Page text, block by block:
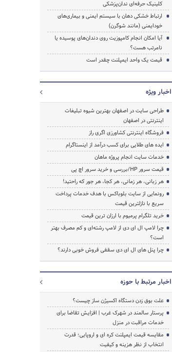
کلینیک حرفه‌ای ندان‌پزشکی
ارتباط خشکی دهان با سیستم ایمنی و بیماری‌های
خودایمنی (مانند شوگرن)
آیا امکان انجام کامپوزیت روی دندان‌های پوسیده یا
نامرتب هست؟
قیمت یک واحد ایمپلنت چقدر است
اخبار ویژه
طراحی سایت در اصفهان بهترین شیوه تبلیغات
اینترنتی در اصفهان
فروشگاه اینترنتی کشاورزی اگری راز
ایده های طلایی برای کسب درآمد از اینستاگرام
خدمات سایت انجام پروژه ماهان
قیمت سرور HP/بررسی و خرید سرور اچ پی
هر زبانی، هر زمانی، هر کجا، هر جور که راحتید!
رونمایی از سایت بلوباکس با هدف خدمات پرداخت
سریع با نازلترین قیمت
خرید تلگرام پرمیوم با ارزان ترین قیمت
چرا لامپ ال ای دی از لامپ رشته‌ای و کم مصرف بهتر
است؟
چرا پنل های ال ای دی سقفی فروش خوبی دارند؟
اخبار مرتبط با حوزه
علت بوق زدن دستگاه اکسیژن ساز چیست؟
پرستار سالمند در شهرک غرب | افزایش تقاضا برای
خدمات مراقبت در منزل
مقایسه قیمت ایمپلنت کره ای و اروپایی؛ قدرت
انتخاب از نظر هزینه و کیفیت